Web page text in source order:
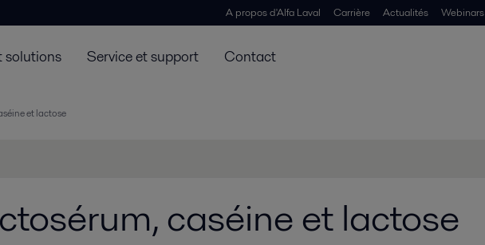
A propos d'Alfa Laval Carrière Actualités Webinars
solutions Service et support Contact
et lactose
caséine et lactose